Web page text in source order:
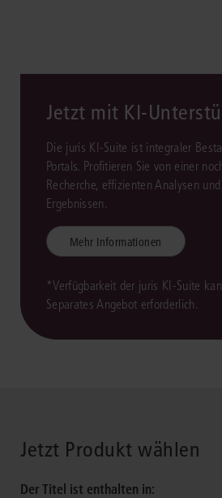
Jetzt mit KI-
Die juris KI-Suite ist integraler
Portals. Profitieren Sie von einer
Recherche, effizienten Analysen
Ergebnissen.
Mehr Informationen
*Verfügbarkeit der juris KI-Suite
Separates Angebot erforderlich.
Jetzt Produkt wählen
Der Titel ist enthalten in: